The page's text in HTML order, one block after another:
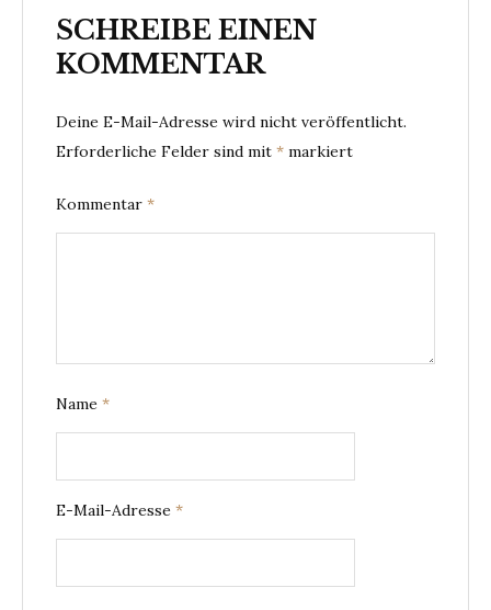
SCHREIBE EINEN
KOMMENTAR
Deine E-Mail-Adresse wird nicht veröffentlicht.
Erforderliche Felder sind mit * markiert
Kommentar *
Name *
E-Mail-Adresse *